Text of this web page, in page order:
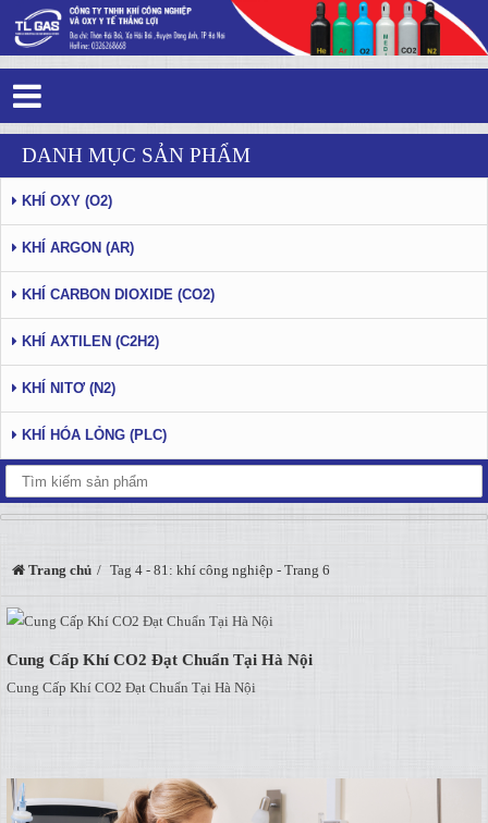
Tag 4 - 81: khí công nghiệp - Trang 6
DANH MỤC SẢN PHẨM
KHÍ OXY (O2)
KHÍ ARGON (AR)
KHÍ CARBON DIOXIDE (CO2)
KHÍ AXTILEN (C2H2)
KHÍ NITƠ (N2)
KHÍ HÓA LỎNG (PLC)
Trang chủ Tag 4 - 81: khí công nghiệp - Trang 6
Cung Cấp Khí CO2 Đạt Chuẩn Tại Hà Nội
Cung Cấp Khí CO2 Đạt Chuẩn Tại Hà Nội